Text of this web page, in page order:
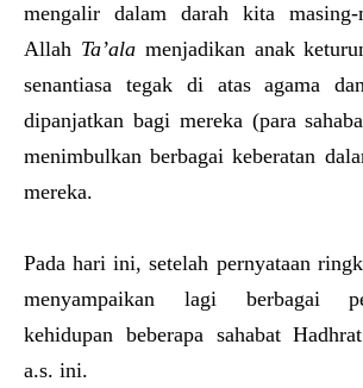
mengalir dalam darah kita masing-
Allah Ta’ala menjadikan anak
senantiasa tegak di atas agama
dipanjatkan bagi mereka (para
menimbulkan berbagai keberatan
mereka.
Pada hari ini, setelah pernyataan
menyampaikan lagi berbagai
kehidupan beberapa sahabat
a.s. ini.